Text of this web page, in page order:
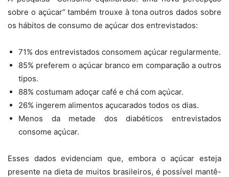
sobre o açúcar” também trouxe à tona outros dados sobre
os hábitos de consumo de açúcar dos entrevistados:
71% dos entrevistados consomem açúcar regularmente.
85% preferem o açúcar branco em comparação a outros
tipos.
88% costumam adoçar café e chá com açúcar.
26% ingerem alimentos açucarados todos os dias.
Menos da metade dos diabéticos entrevistados
consome açúcar.
Esses dados evidenciam que, embora o açúcar esteja
presente na dieta de muitos brasileiros, é possível mantê-